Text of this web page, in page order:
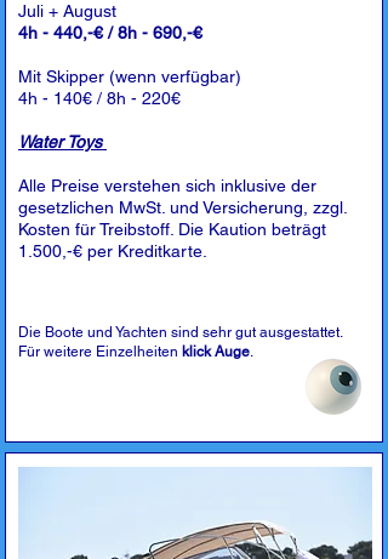
Juli + August
4h - 440,-€ / 8h - 690,-€
Mit Skipper (wenn verfügbar)
4h - 140€ / 8h - 220€
Water Toys
Alle Preise verstehen sich inklusive der
gesetzlichen MwSt. und Versicherung, zzgl.
Kosten für Treibstoff. Die Kaution beträgt
1.500,-€ per Kreditkarte.
Die Boote und Yachten sind sehr gut ausgestattet.
Für weitere Einzelheiten klick Auge.